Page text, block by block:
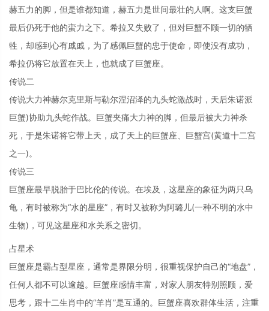
赫五力的脚，但是谁都知道，赫五力是世间最壮的人啊。这支巨蟹
最后仍死于他的蛮力之下。希拉又失败了，但对巨蟹不顾一切的牺
牲，却感到心有戚戚，为了感佩巨蟹的忠于使命，即使没有成功，
希拉仍将它放置在天上，也就成了巨蟹座。
传说二
传说大力神赫尔克里斯与勒尔涅沼泽的九头蛇激战时，天后朱诺派
巨蟹)协助九头蛇作战。巨蟹夹痛大力神的脚，但最后被大力神杀
死，于是朱诺将它带上天，成了天上的巨蟹座、巨蟹宫(黄道十二宫
之一)。
传说三
巨蟹座最早脱胎于巴比伦的传说。在埃及，这星座的象征为两只乌
龟，有时被称为“水的星座”，有时又被称为阿璐儿(一种不明的水中
生物)，可见这星座和水关系之密切。
占星术
巨蟹座是霸占型星座，通常是界限分明，很重视保护自己的“地盘”，
任何人都不可以逾越。巨蟹座感情丰富，对家人朋友特别照顾，爱
思考，跟十二生肖中的“羊肖”是互通的。巨蟹座喜欢群体生活，注重